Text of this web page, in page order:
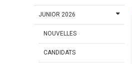
JUNIOR 2026
NOUVELLES
CANDIDATS